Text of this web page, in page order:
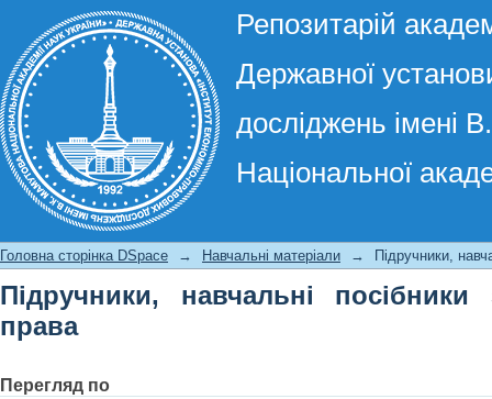
Репозитарій
Державної
досліджень імені
Національної
Підручники, навчальні посібники з
Головна сторінка DSpace → Навчальні матеріали → Підручники,
Підручники, навчальні
права
Перегляд по